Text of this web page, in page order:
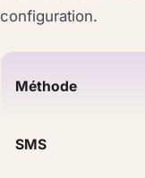
configuration.
Méthode
SMS